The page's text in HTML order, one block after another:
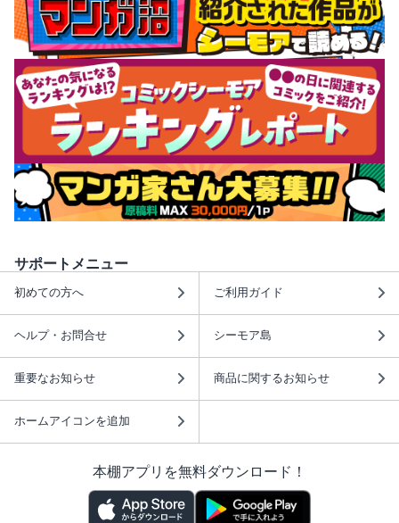
サポートメニュー
初めての方へ ご利用ガイド
ヘルプ・お問合せ シーモア島
重要なお知らせ 商品に関するお知らせ
ホームアイコンを追加
本棚アプリを無料ダウンロード！